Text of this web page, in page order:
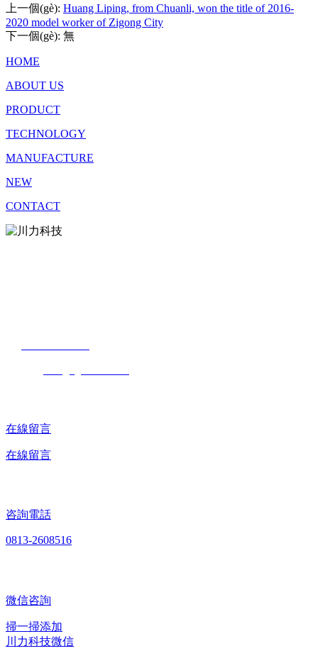
上一個(gè): Huang Liping, from Chuanli, won the title of 2016-
2020 model worker of Zigong City
下一個(gè): 無
HOME
ABOUT US
PRODUCT
TECHNOLOGY
MANUFACTURE
NEW
CONTACT
在線留言
在線留言
咨詢電話
0813-2608516
微信咨詢
掃一掃添加
川力科技微信